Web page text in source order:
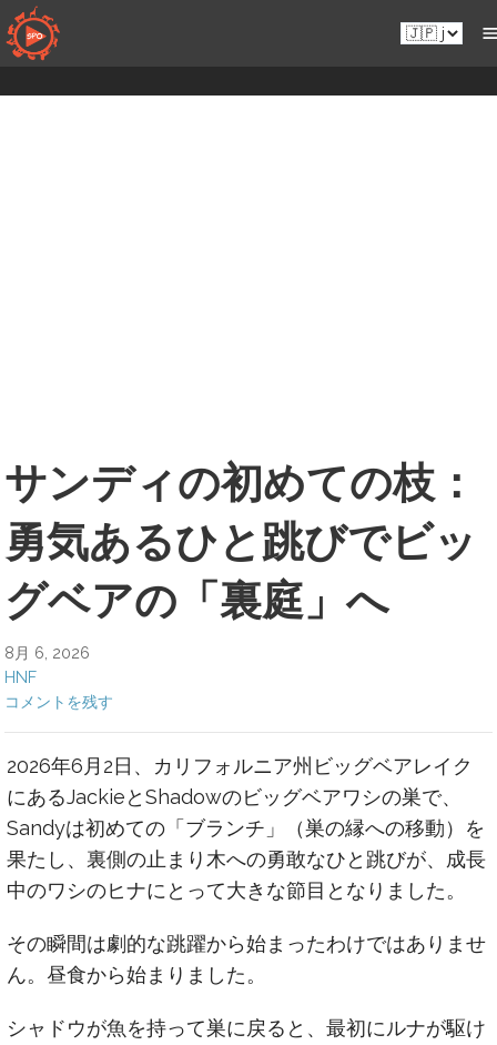
コ
ン
テ
ン
Ja.sportsmansparadiseonline.com
サンディの初めての枝：
勇気あるひと跳びでビッ
グベアの「裏庭」へ
8月 6, 2026
HNF
コメントを残す
2026年6月2日、カリフォルニア州ビッグベアレイク
にあるJackieとShadowのビッグベアワシの巣で、
Sandyは初めての「ブランチ」（巣の縁への移動）を
果たし、裏側の止まり木への勇敢なひと跳びが、成長
中のワシのヒナにとって大きな節目となりました。
その瞬間は劇的な跳躍から始まったわけではありませ
ん。昼食から始まりました。
シャドウが魚を持って巣に戻ると、最初にルナが駆け